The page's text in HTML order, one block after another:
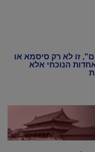
זו לא רק סיסמא או
הנוכחי אלא